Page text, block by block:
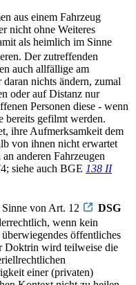
aus einem Fahrzeug
nicht ohne Weiteres
als heimlich im Sinne
Der zutreffenden
auch allfällige am
nichts ändern, zumal
oder auf Distanz nur
Personen diese - wenn
bereits gefilmt werden.
ihre Aufmerksamkeit dem
von ihnen nicht erwartet
anderen Fahrzeugen
siehe auch BGE 138 II
von Art. 12
DSG
wenn kein
öffentliches
Doktrin wird teilweise die
einer (privaten)